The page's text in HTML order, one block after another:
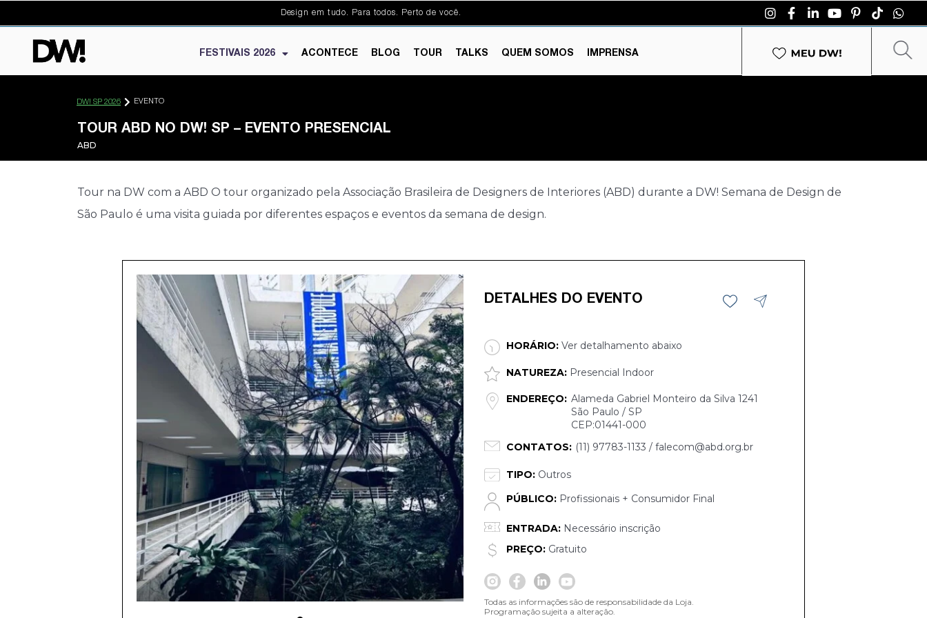
Design em tudo. Para todos. Perto de você.
FESTIVAIS 2026 ACONTECE BLOG TOUR TALKS QUEM SOMOS IMPRENSA
DW! SP 2026 EVENTO
TOUR ABD NO DW! SP – EVENTO PRESENCIAL
ABD
Tour na DW com a ABD O tour organizado pela Associação Brasileira de Designers de Interiores (ABD) durante a DW! Semana de Design de
São Paulo é uma visita guiada por diferentes espaços e eventos da semana de design.
DETALHES DO EVENTO
HORÁRIO: Ver detalhamento abaixo
NATUREZA: Presencial Indoor
ENDEREÇO: Alameda Gabriel Monteiro da Silva 1241
São Paulo / SP
CEP:01441-000
CONTATOS: (11) 97783-1133 / falecom@abd.org.br
TIPO: Outros
PÚBLICO: Profissionais + Consumidor Final
ENTRADA: Necessário inscrição
PREÇO: Gratuito
Todas as informações são de responsabilidade da Loja.
Programação sujeita a alteração.